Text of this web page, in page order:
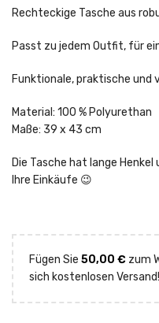
Rechteckige Tasche aus
Passt zu jedem Outfit, für
Funktionale, praktische und
Material: 100 % Polyurethan
Maße: 39 x 43 cm
Die Tasche hat lange
Ihre Einkäufe 😉
Fügen Sie 50,00 € zum
sich kostenlosen Versand!